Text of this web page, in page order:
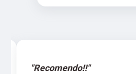
"Recomendo!!"